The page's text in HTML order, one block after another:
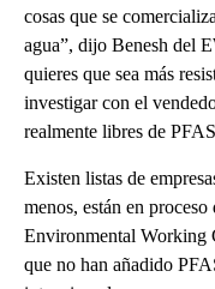
cosas que se
agua”, dijo Benesh del
quieres que sea más
investigar con el
realmente libres de
Existen listas de
menos, están en
Environmental Working
que no han añadido